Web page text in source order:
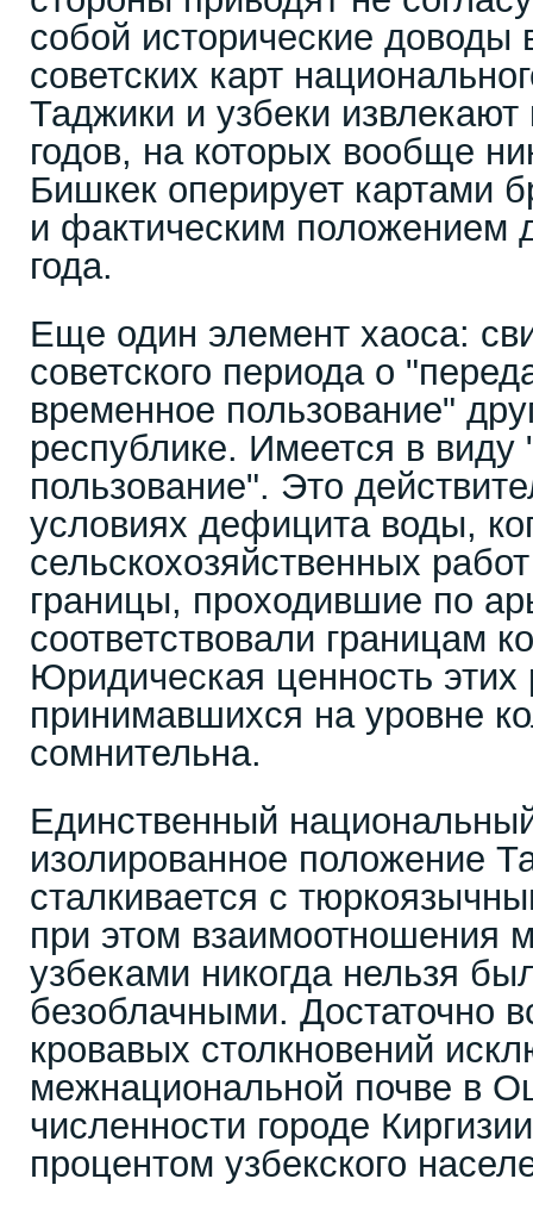
собой исторические доводы
советских карт
Таджики и узбеки
годов, на которых вообще
Бишкек оперирует картами
и фактическим положением
года.
Еще один элемент хаоса:
советского периода о
временное пользование"
республике. Имеется в виду
пользование". Это
условиях дефицита воды,
сельскохозяйственных
границы, проходившие по
соответствовали границам
Юридическая ценность
принимавшихся на уровне
сомнительна.
Единственный
изолированное положение
сталкивается с
при этом взаимоотношения
узбеками никогда нельзя
безоблачными. Достаточно
кровавых столкновений
межнациональной почве в
численности городе
процентом узбекского